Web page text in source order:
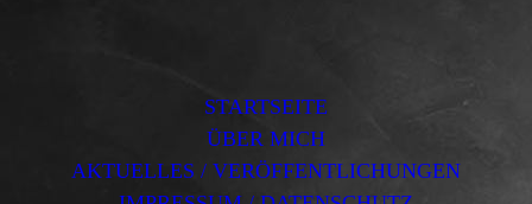
STARTSEITE
ÜBER MICH
AKTUELLES / VERÖFFENTLICHUNGEN